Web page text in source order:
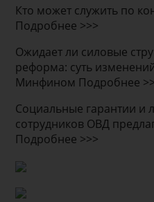
Кто может служить по
Подробнее >>>
Ожидает ли силовые
реформа: суть
Минфином Подробнее
Социальные гарантии и
сотрудников ОВД
Подробнее >>>